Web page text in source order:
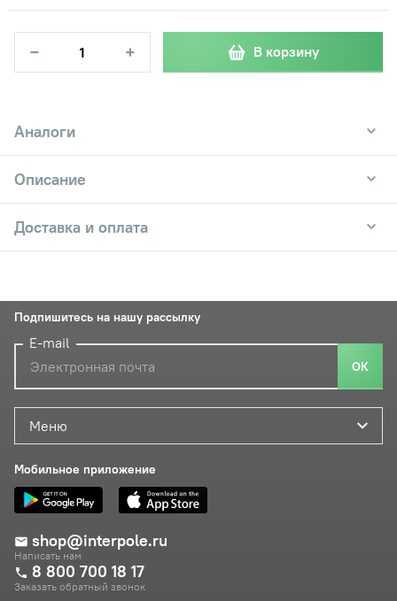
− + В корзину
Аналоги
Описание
Доставка и оплата
Меню
Мобильное приложение
shop@interpole.ru
Написать нам
8 800 700 18 17
Заказать обратный звонок
Подпишитесь на нашу рассылку
E-mail
ОК